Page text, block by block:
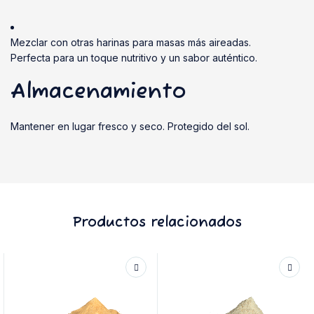
Mezclar con otras harinas para masas más aireadas.
Perfecta para un toque nutritivo y un sabor auténtico.
Almacenamiento
Mantener en lugar fresco y seco. Protegido del sol.
Productos relacionados